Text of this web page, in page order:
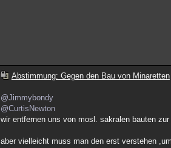
Abstimmung: Gegen den Bau von Minaretten
@Jimmybondy
@CurtisNewton
wir entfernen uns von mosl. sakralen bauten
aber vielleicht muss man den erst verstehen